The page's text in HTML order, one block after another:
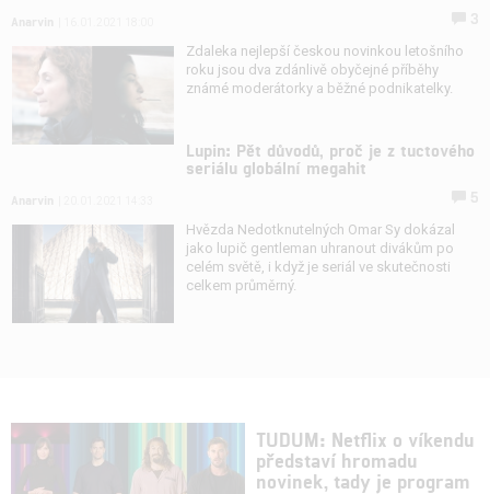
Zdaleka nejlepší českou novinkou letošního
roku jsou dva zdánlivě obyčejné příběhy
známé moderátorky a běžné podnikatelky.
Lupin: Pět důvodů, proč je z tuctového
seriálu globální megahit
Hvězda Nedotknutelných Omar Sy dokázal
jako lupič gentleman uhranout divákům po
celém světě, i když je seriál ve skutečnosti
celkem průměrný.
TUDUM: Netflix o víkendu
představí hromadu
novinek, tady je program